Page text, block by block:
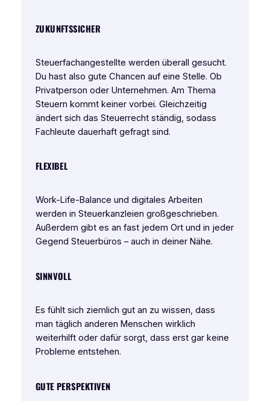
ZUKUNFTSSICHER
Steuerfachangestellte werden überall gesucht.
Du hast also gute Chancen auf eine Stelle. Ob
Privatperson oder Unternehmen. Am Thema
Steuern kommt keiner vorbei. Gleichzeitig
ändert sich das Steuerrecht ständig, sodass
Fachleute dauerhaft gefragt sind.
FLEXIBEL
Work-Life-Balance und digitales Arbeiten
werden in Steuerkanzleien großgeschrieben.
Außerdem gibt es an fast jedem Ort und in jeder
Gegend Steuerbüros – auch in deiner Nähe.
SINNVOLL
Es fühlt sich ziemlich gut an zu wissen, dass
man täglich anderen Menschen wirklich
weiterhilft oder dafür sorgt, dass erst gar keine
Probleme entstehen.
GUTE PERSPEKTIVEN